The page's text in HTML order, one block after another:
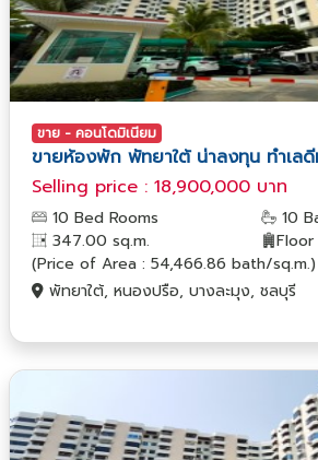
ขาย - คอนโดมิเนียม
ขายห้องพัก พัทยาใต้ น่าลงทุน ทำเล
Selling price : 18,900,000 บาท
10 Bed Rooms
10
347.00 sq.m.
(Price of Area : 54,466.86 bath/sq.m.)
พัทยาใต้, หนองปรือ, บางละมุง, ชลบุรี